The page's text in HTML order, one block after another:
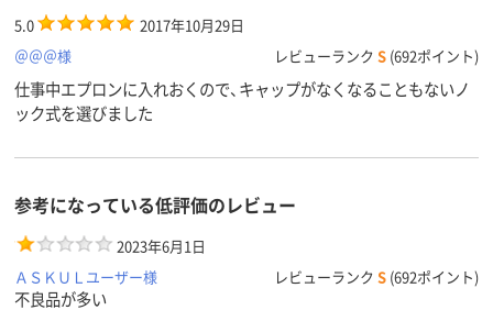
5.0
2017年10月29日
＠＠＠様
レビューランク S (692ポイント)
仕事中エプロンに入れおくので、キャップがなくなることもないノ
ック式を選びました
参考になっている低評価のレビュー
2023年6月1日
ＡＳＫＵＬユーザー様
レビューランク S (692ポイント)
不良品が多い